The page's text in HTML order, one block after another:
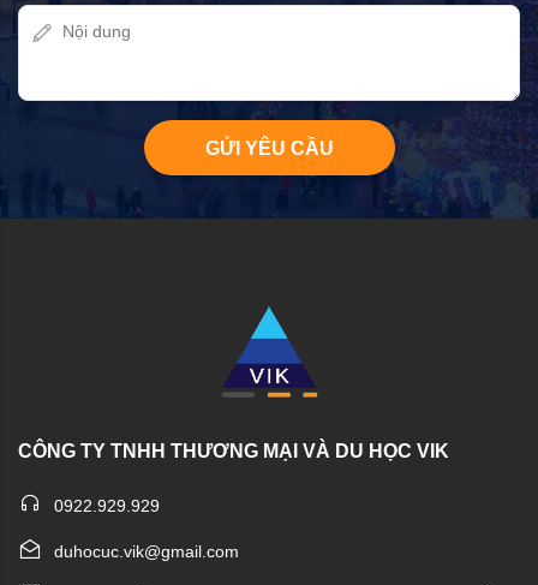
GỬI YÊU CẦU
CÔNG TY TNHH THƯƠNG MẠI VÀ DU HỌC VIK
0922.929.929
duhocuc.vik@gmail.com